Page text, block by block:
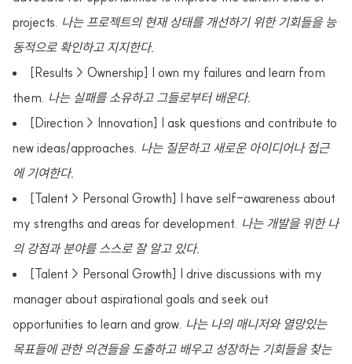
projects. 나는 프로젝트의 현재 상태를 개선하기 위한 기회들을 능
동적으로 확인하고 지지한다.
[Results > Ownership] I own my failures and learn from
them. 나는 실패를 소유하고 그들로부터 배운다.
[Direction > Innovation] I ask questions and contribute to
new ideas/approaches. 나는 질문하고 새로운 아이디어나 접근
에 기여한다.
[Talent > Personal Growth] I have self-awareness about
my strengths and areas for development. 나는 개발을 위한 나
의 강점과 분야를 스스로 잘 알고 있다.
[Talent > Personal Growth] I drive discussions with my
manager about aspirational goals and seek out
opportunities to learn and grow. 나는 나의 매니저와 열망있는
목표들에 관한 의견들을 도출하고 배우고 성장하는 기회들을 찾는